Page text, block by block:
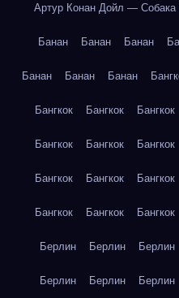
Артур Конан Дойл — Собака
Банан Банан Банан
Банан Банан Банан
Бангкок Бангкок Бангкок
Бангкок Бангкок Бангкок
Бангкок Бангкок Бангкок
Бангкок Бангкок Бангкок
Берлин Берлин Берлин
Берлин Берлин Берлин